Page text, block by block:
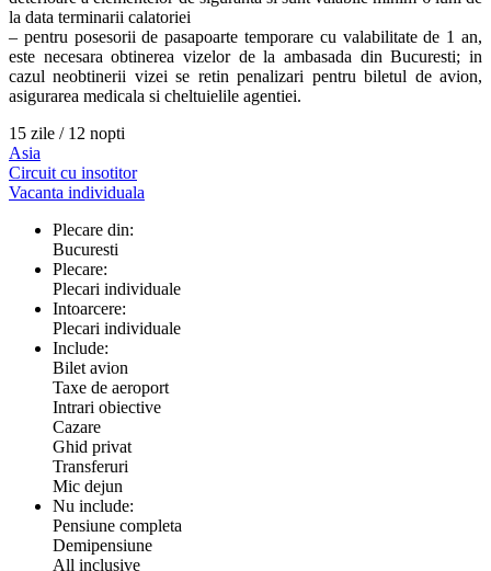
la data terminarii calatoriei
– pentru posesorii de pasapoarte temporare cu valabilitate de 1 an,
este necesara obtinerea vizelor de la ambasada din Bucuresti; in
cazul neobtinerii vizei se retin penalizari pentru biletul de avion,
asigurarea medicala si cheltuielile agentiei.
15 zile / 12 nopti
Asia
Circuit cu insotitor
Vacanta individuala
Plecare din:
Bucuresti
Plecare:
Plecari individuale
Intoarcere:
Plecari individuale
Include:
Bilet avion
Taxe de aeroport
Intrari obiective
Cazare
Ghid privat
Transferuri
Mic dejun
Nu include:
Pensiune completa
Demipensiune
All inclusive